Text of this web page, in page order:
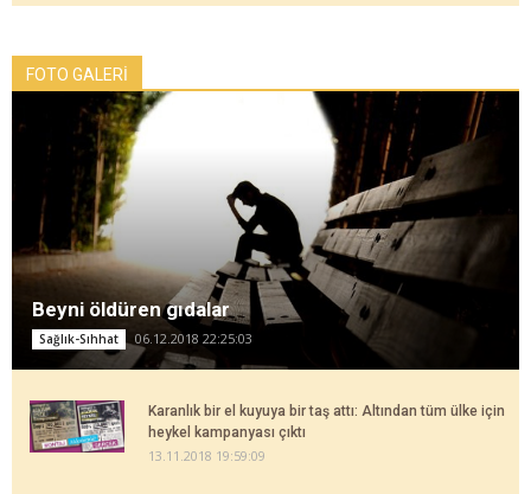
FOTO GALERİ
Beyni öldüren gıdalar
Sağlık-Sıhhat 06.12.2018 22:25:03
Karanlık bir el kuyuya bir taş attı: Altından tüm ülke için
heykel kampanyası çıktı
13.11.2018 19:59:09